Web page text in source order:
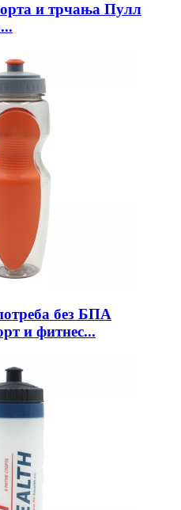
и трчања Пулл
без БПА
и фитнес...